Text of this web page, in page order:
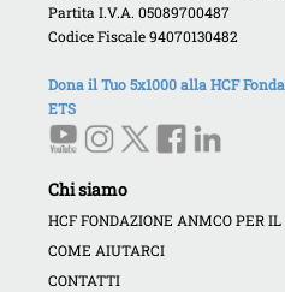
Partita I.V.A. 05089700487
Codice Fiscale 94070130482
Dona il Tuo 5x1000 alla HCF
ETS
Chi siamo
HCF FONDAZIONE ANMCO PER IL
COME AIUTARCI
CONTATTI